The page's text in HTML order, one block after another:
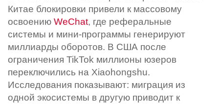
Китае блокировки привели к массовому
освоению WeChat, где реферальные
системы и мини-программы генерируют
миллиарды оборотов. В США после
ограничения TikTok миллионы юзеров
переключились на Xiaohongshu.
Исследования показывают: миграция из
одной экосистемы в другую приводит к